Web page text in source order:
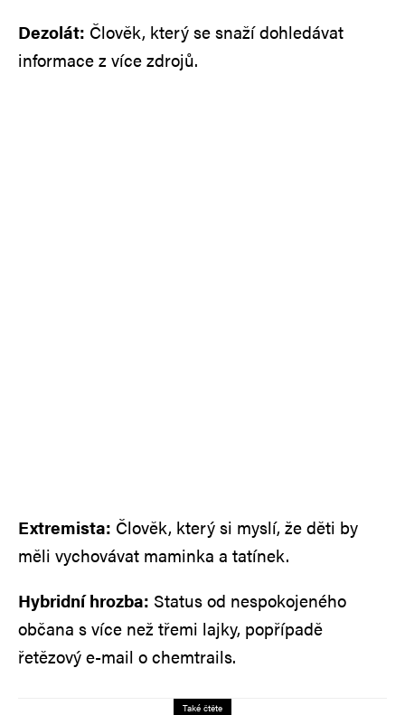
Dezolát: Člověk, který se snaží dohledávat
informace z více zdrojů.
Extremista: Člověk, který si myslí, že děti by
měli vychovávat maminka a tatínek.
Hybridní hrozba: Status od nespokojeného
občana s více než třemi lajky, popřípadě
řetězový e-mail o chemtrails.
Také čtěte